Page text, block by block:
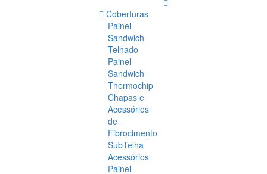
Coberturas
Painel
Sandwich
Telhado
Painel
Sandwich
Thermochip
Chapas e
Acessórios
de
Fibrocimento
SubTelha
Acessórios
Painel